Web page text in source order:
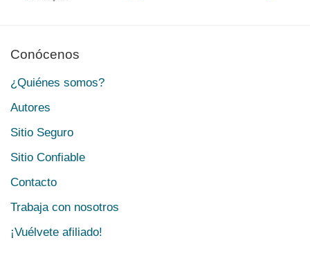
Conócenos
¿Quiénes somos?
Autores
Sitio Seguro
Sitio Confiable
Contacto
Trabaja con nosotros
¡Vuélvete afiliado!